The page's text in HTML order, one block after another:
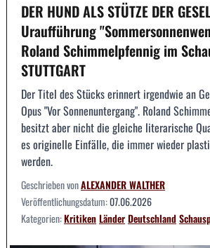
DER HUND ALS STÜTZE DER
Uraufführung
Roland Schimmelpfennig im
STUTTGART
Der Titel des Stücks erinnert irgendwie an
Opus "Vor Sonnenuntergang". Roland
besitzt aber nicht die gleiche literarische
es originelle Einfälle, die immer wieder
werden.
Geschrieben vonALEXANDER WALTHER
Veröffentlichungsdatum:07.06.2026
Kategorien:KritikenLänderDeutschland